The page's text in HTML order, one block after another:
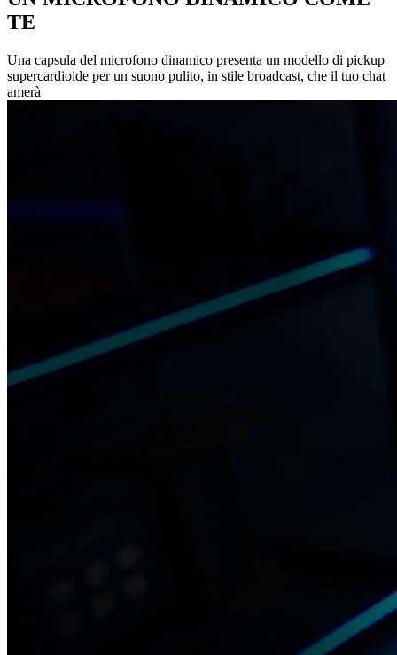
TE
Una capsula del microfono dinamico presenta un modello di pickup
supercardioide per un suono pulito, in stile broadcast, che il tuo chat
amerà